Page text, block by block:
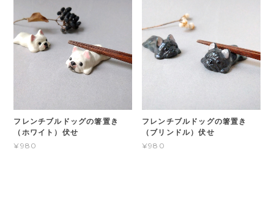
フレンチブルドッグの箸置き
（ホワイト）伏せ
¥980
フレンチブルドッグの箸置き
（ブリンドル）伏せ
¥980